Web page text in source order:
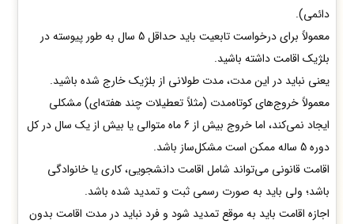
دائمی).
معمولاً برای درخواست تابعیت باید حداقل 5 سال به طور پیوسته در
بلژیک اقامت داشته باشید.
یعنی نباید در این مدت، مدت طولانی از بلژیک خارج شده باشید.
معمولاً خروج‌های کوتاه‌مدت (مثلاً تعطیلات چند هفته‌ای) مشکلی
ایجاد نمی‌کند، اما خروج بیش از 6 ماه متوالی یا بیش از یک سال در کل
دوره 5 ساله ممکن است مشکل‌ساز باشد.
اقامت قانونی می‌تواند شامل اقامت دانشجویی، کاری یا خانوادگی
باشد؛ ولی باید به صورت رسمی ثبت و تمدید شده باشد.
اجازه اقامت باید به موقع تمدید شود و فرد نباید در مدت اقامت بدون